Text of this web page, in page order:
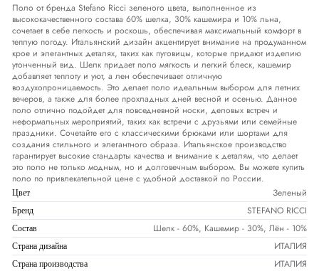
Поло от бренда Stefano Ricci зеленого цвета, выполненное из
высококачественного состава 60% шелка, 30% кашемира и 10% льна,
сочетает в себе легкость и роскошь, обеспечивая максимальный комфорт в
теплую погоду. Итальянский дизайн акцентирует внимание на продуманном
крое и элегантных деталях, таких как пуговицы, которые придают изделию
утонченный вид. Шелк придает поло мягкость и легкий блеск, кашемир
добавляет теплоту и уют, а лен обеспечивает отличную
воздухопроницаемость. Это делает поло идеальным выбором для летних
вечеров, а также для более прохладных дней весной и осенью. Данное
поло отлично подойдет для повседневной носки, деловых встреч и
неформальных мероприятий, таких как встречи с друзьями или семейные
праздники. Сочетайте его с классическими брюками или шортами для
создания стильного и элегантного образа. Итальянское производство
гарантирует высокие стандарты качества и внимание к деталям, что делает
это поло не только модным, но и долговечным выбором. Вы можете купить
поло по привлекательной цене с удобной доставкой по России.
Цвет Зеленый
Бренд STEFANO RICCI
Состав Шелк - 60%, Кашемир - 30%, Лён - 10%
Страна дизайна ИТАЛИЯ
Страна производства ИТАЛИЯ